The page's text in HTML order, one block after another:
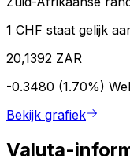
1 CHF staat gelijk
20,1392 ZAR
-0.3480 (1.70%)
Bekijk grafiek
Valuta-